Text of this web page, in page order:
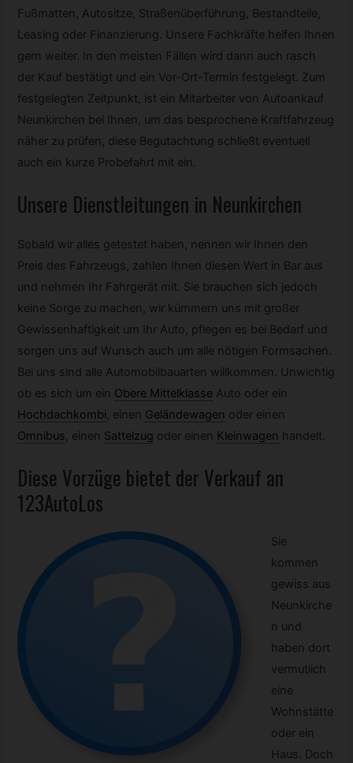
Fußmatten, Autositze, Straßenüberführung, Bestandteile,
Leasing oder Finanzierung. Unsere Fachkräfte helfen Ihnen
gern weiter. In den meisten Fällen wird dann auch rasch
der Kauf bestätigt und ein Vor-Ort-Termin festgelegt. Zum
festgelegten Zeitpunkt, ist ein Mitarbeiter von Autoankauf
Neunkirchen bei Ihnen, um das besprochene Kraftfahrzeug
näher zu prüfen, diese Begutachtung schließt eventuell
auch ein kurze Probefahrt mit ein.
Unsere Dienstleitungen in Neunkirchen
Sobald wir alles getestet haben, nennen wir Ihnen den
Preis des Fahrzeugs, zahlen Ihnen diesen Wert in Bar aus
und nehmen Ihr Fahrgerät mit. Sie brauchen sich jedoch
keine Sorge zu machen, wir kümmern uns mit großer
Gewissenhaftigkeit um Ihr Auto, pflegen es bei Bedarf und
sorgen uns auf Wunsch auch um alle nötigen Formsachen.
Bei uns sind alle Automobilbauarten willkommen. Unwichtig
ob es sich um ein Obere Mittelklasse Auto oder ein
Hochdachkombi, einen Geländewagen oder einen
Omnibus, einen Sattelzug oder einen Kleinwagen handelt.
Diese Vorzüge bietet der Verkauf an
123AutoLos
Sie
kommen
gewiss aus
Neunkirche
n und
haben dort
vermutlich
eine
Wohnstätte
oder ein
Haus. Doch